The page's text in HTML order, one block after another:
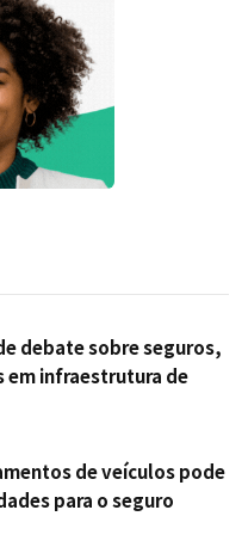
debate sobre seguros,
em infraestrutura de
de veículos pode
para o seguro